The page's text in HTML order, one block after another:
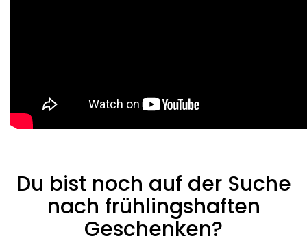
Du bist noch auf der Suche
nach frühlingshaften
Geschenken?